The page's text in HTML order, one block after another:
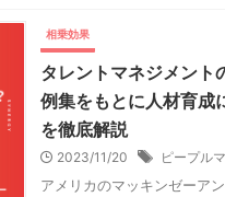
相乗効果
タレントマネジメント
例集をもとに人材育成
を徹底解説
2023/11/20 ピープル
アメリカのマッキンゼーア